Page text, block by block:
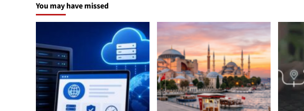
You may have missed